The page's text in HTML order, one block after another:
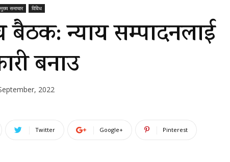
मुख्य समाचार विविध
बैठक: न्याय सम्पादनलाई
बनाउ
2022
Twitter Google+ Pinterest